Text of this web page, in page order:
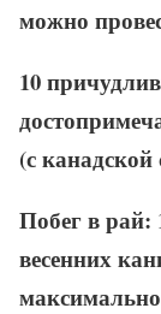
можно
10
(с
Побег в
весенних